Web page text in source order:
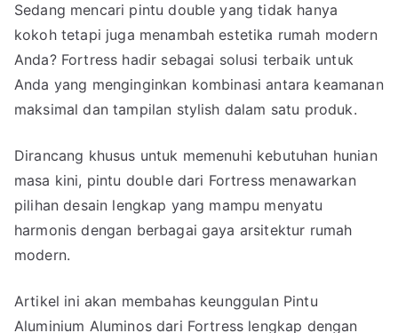
Jual
Pintu
Double
Rumah
Modern
Pilihan
Sedang mencari pintu double yang tidak hanya
kokoh tetapi juga menambah estetika rumah modern
Anda? Fortress hadir sebagai solusi terbaik untuk
Anda yang menginginkan kombinasi antara keamanan
maksimal dan tampilan stylish dalam satu produk.
Dirancang khusus untuk memenuhi kebutuhan hunian
masa kini, pintu double dari Fortress menawarkan
pilihan desain lengkap yang mampu menyatu
harmonis dengan berbagai gaya arsitektur rumah
modern.
Artikel ini akan membahas keunggulan Pintu
Aluminium Aluminos dari Fortress lengkap dengan